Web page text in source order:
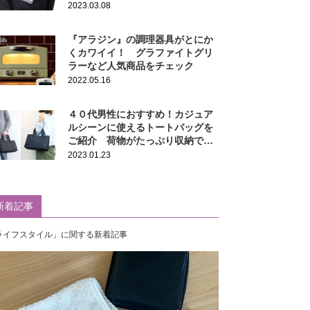
2023.03.08
『アラジン』の調理器具がとにか
くカワイイ！ グラファイトグリ
ラーなど人気商品をチェック
2022.05.16
４０代男性におすすめ！カジュア
ルシーンに使えるトートバッグを
ご紹介 荷物がたっぷり収納でき
る！
2023.01.23
着記事
イフスタイル」に関する新着記事